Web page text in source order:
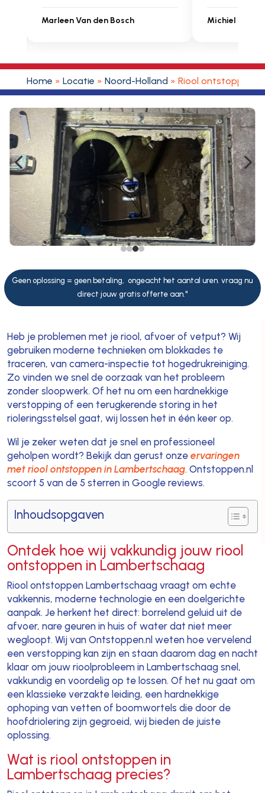
Marleen Van den Bosch Michiel
Home » Locatie » Noord-Holland » Riool ontstoppen
4 5
Geen oplossing = geen betaling, ongeacht het aantal uren. vraag nu
direct jouw gratis offerte aan."
Heb je problemen met je riool, afvoer of vetput? Wij
gebruiken moderne technieken om blokkades te
traceren, van camera-inspectie tot hogedrukreiniging.
Zo vinden we snel de oorzaak van het probleem
zonder sloopwerk. Of het nu om een hardnekkige
verstopping of een terugkerende storing in het
rioleringsstelsel gaat, wij lossen het in één keer op.
Wil je zeker weten dat je snel en professioneel
geholpen wordt? Bekijk dan gerust onze ervaringen
met riool ontstoppen in Lambertschaag. Ontstoppen.nl
scoort 5 van de 5 sterren in Google reviews.
Inhoudsopgaven
Ontdek hoe wij vakkundig jouw riool
ontstoppen in Lambertschaag
Riool ontstoppen Lambertschaag vraagt om echte
vakkennis, moderne technologie en een doelgerichte
aanpak. Je herkent het direct: borrelend geluid uit de
afvoer, nare geuren in huis of water dat niet meer
wegloopt. Wij van Ontstoppen.nl weten hoe vervelend
een verstopping kan zijn en staan daarom dag en nacht
klaar om jouw rioolprobleem in Lambertschaag snel,
vakkundig en voordelig op te lossen. Of het nu gaat om
een klassieke verzakte leiding, een hardnekkige
ophoping van vetten of boomwortels die door de
hoofdriolering zijn gegroeid, wij bieden de juiste
oplossing.
Wat is riool ontstoppen in
Lambertschaag precies?